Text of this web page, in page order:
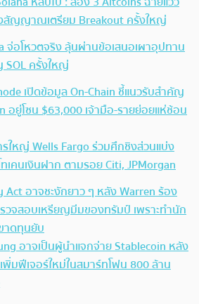
สัญญาณเตรียม Breakout ครั้งใหญ่
จ่อโหวตจริง ลุ้นผ่านข้อเสนอเผาอุปทาน
SOL ครั้งใหญ่
เปิดข้อมูล On-Chain ชี้แนวรับสำคัญ
อยู่โซน $63,000 เจ้ามือ-รายย่อยแห่ช้อน
ใหญ่ Wells Fargo ร่วมศึกชิงส่วนแบ่ง
เคนเงินฝาก ตามรอย Citi, JPMorgan
Act อาจชะงักยาว ๆ หลัง Warren ร้อง
วจสอบเหรียญมีมของทรัมป์ เพราะทำนัก
าดทุนยับ
อาจเป็นผู้นำแจกจ่าย Stablecoin หลัง
พิ่มฟีเจอร์ใหม่ในสมาร์ทโฟน 800 ล้าน